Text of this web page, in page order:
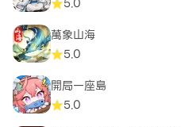
萬象山海
5.0
開局一座島
5.0